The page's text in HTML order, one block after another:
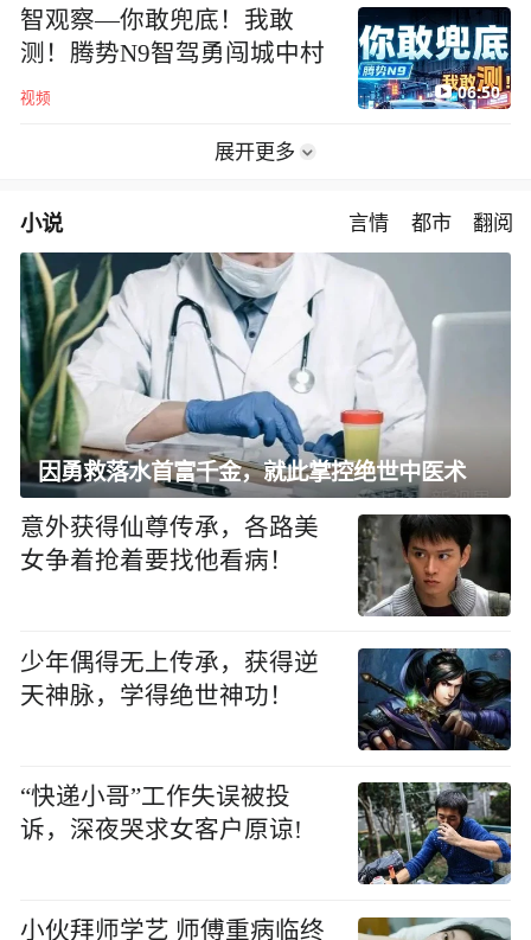
智观察—你敢兜底！我敢
测！腾势N9智驾勇闯城中村
视频 06:50
展开更多
小说 言情 都市 翻阅
因勇救落水首富千金，就此掌控绝世中医术
意外获得仙尊传承，各路美
女争着抢着要找他看病！
少年偶得无上传承，获得逆
天神脉，学得绝世神功！
“快递小哥”工作失误被投
诉，深夜哭求女客户原谅!
小伙拜师学艺 师傅重病临终